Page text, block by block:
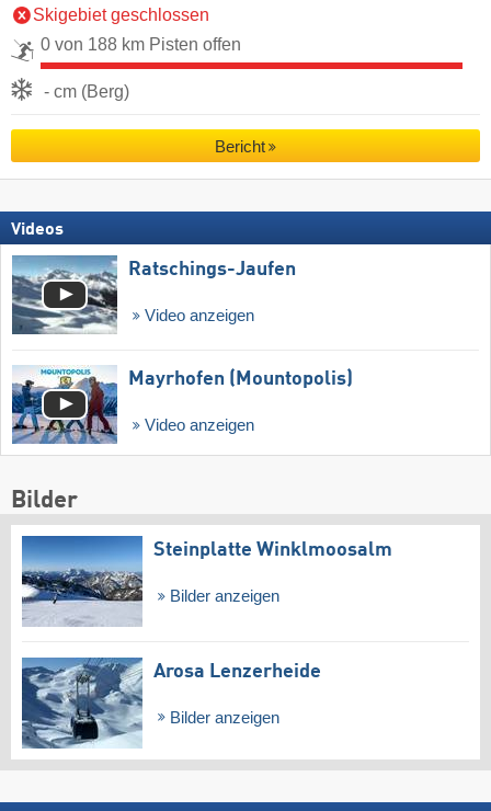
Skigebiet geschlossen
0 von 188 km Pisten offen
- cm (Berg)
Bericht
Videos
Ratschings-Jaufen
Video anzeigen
Mayrhofen (Mountopolis)
Video anzeigen
Bilder
Steinplatte Winklmoosalm
Bilder anzeigen
Arosa Lenzerheide
Bilder anzeigen